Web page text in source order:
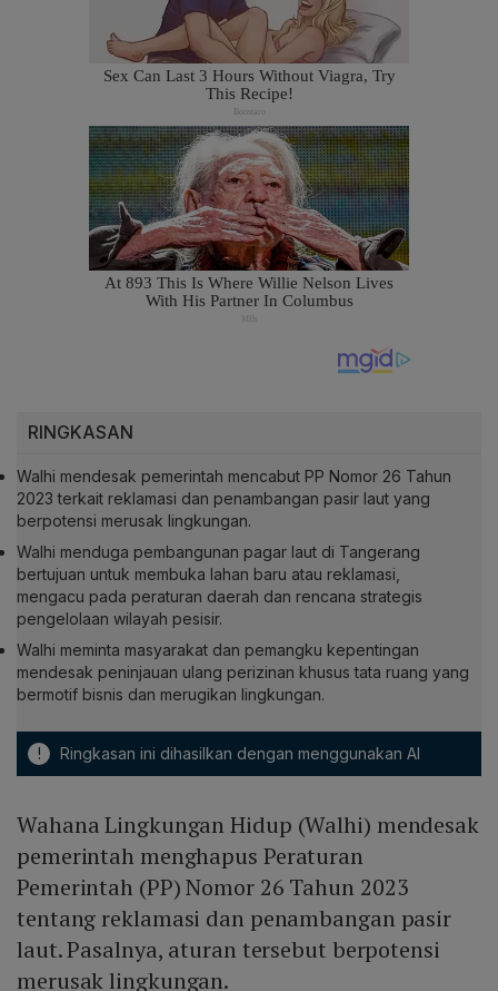
RINGKASAN
Walhi mendesak pemerintah mencabut PP Nomor 26 Tahun
2023 terkait reklamasi dan penambangan pasir laut yang
berpotensi merusak lingkungan.
Walhi menduga pembangunan pagar laut di Tangerang
bertujuan untuk membuka lahan baru atau reklamasi,
mengacu pada peraturan daerah dan rencana strategis
pengelolaan wilayah pesisir.
Walhi meminta masyarakat dan pemangku kepentingan
mendesak peninjauan ulang perizinan khusus tata ruang yang
bermotif bisnis dan merugikan lingkungan.
! Ringkasan ini dihasilkan dengan menggunakan AI
Wahana Lingkungan Hidup (Walhi) mendesak
pemerintah menghapus Peraturan
Pemerintah (PP) Nomor 26 Tahun 2023
tentang reklamasi dan penambangan pasir
laut. Pasalnya, aturan tersebut berpotensi
merusak lingkungan.